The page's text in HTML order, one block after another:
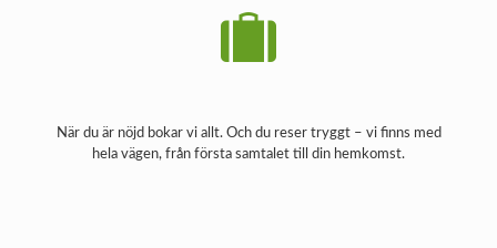
När du är nöjd bokar vi allt. Och du reser tryggt – vi finns med
hela vägen, från första samtalet till din hemkomst.